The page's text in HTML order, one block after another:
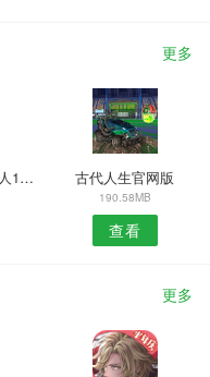
更多
奥特曼之格斗超人1.7.7 古代人生官网版
190.58MB
查看
更多